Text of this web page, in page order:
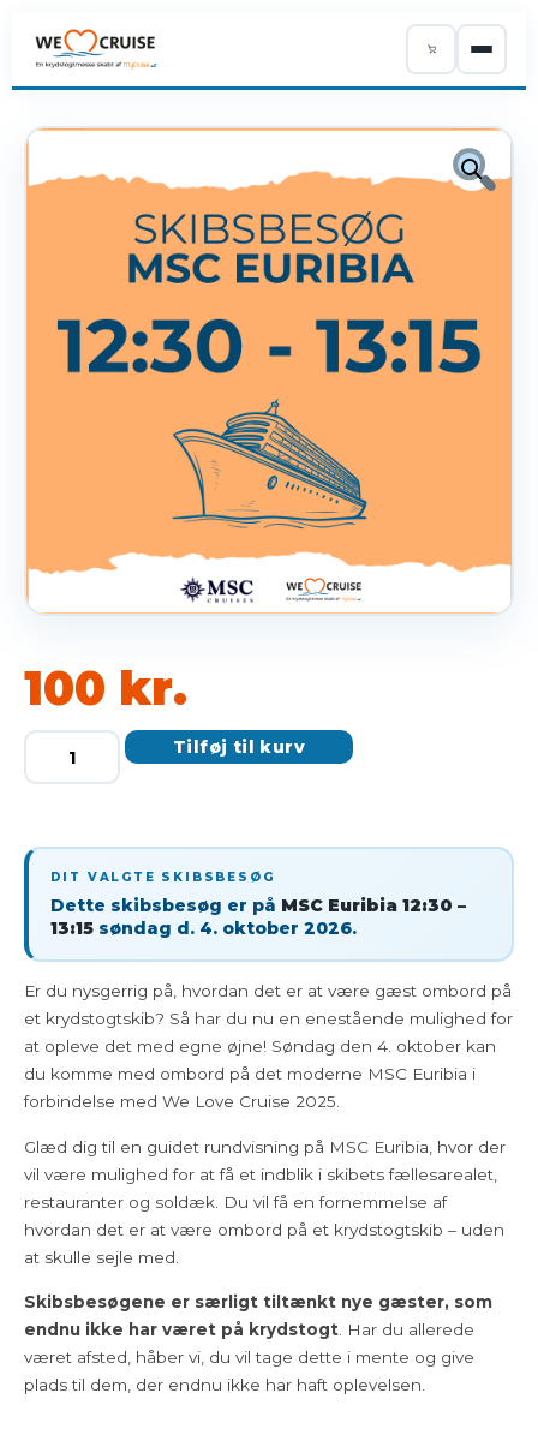
ÅRETS PROGRAM
UDSTILLERE
100 kr.
DIT VALGTE SKIBSBESØG
Dette skibsbesøg er på MSC Euribia 12:30 –
13:15søndag d. 4. oktober 2026.
Er du nysgerrig på, hvordan det er at være gæst ombord på
et krydstogtskib? Så har du nu en enestående mulighed for
at opleve det med egne øjne! Søndag den 4. oktober kan
du komme med ombord på det moderne MSC Euribia i
forbindelse med We Love Cruise 2025.
Glæd dig til en guidet rundvisning på MSC Euribia, hvor der
vil være mulighed for at få et indblik i skibets fællesarealet,
restauranter og soldæk. Du vil få en fornemmelse af
hvordan det er at være ombord på et krydstogtskib – uden
at skulle sejle med.
Skibsbesøgene er særligt tiltænkt nye gæster, som
endnu ikke har været på krydstogt . Har du allerede
været afsted, håber vi, du vil tage dette i mente og give
plads til dem, der endnu ikke har haft oplevelsen.